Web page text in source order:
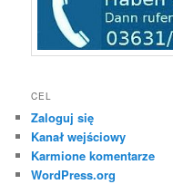
CEL
Zaloguj się
Kanał wejściowy
Karmione komentarze
WordPress.org